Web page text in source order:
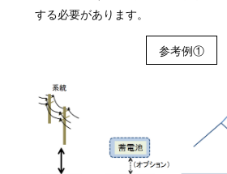
する必要があります。
参考例①